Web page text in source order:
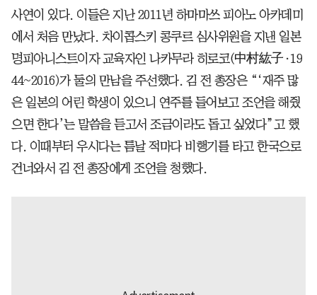
사연이 있다. 이들은 지난 2011년 하마마쓰 피아노 아카데미
에서 처음 만났다. 차이콥스키 콩쿠르 심사위원을 지낸 일본
명피아니스트이자 교육자인 나카무라 히로코(中村紘子·19
44~2016)가 둘의 만남을 주선했다. 김 전 총장은 “‘재주 많
은 일본의 어린 학생이 있으니 연주를 들어보고 조언을 해줬
으면 한다’는 말씀을 듣고서 조금이라도 돕고 싶었다”고 했
다. 이때부터 우시다는 틈날 적마다 비행기를 타고 한국으로
건너와서 김 전 총장에게 조언을 청했다.